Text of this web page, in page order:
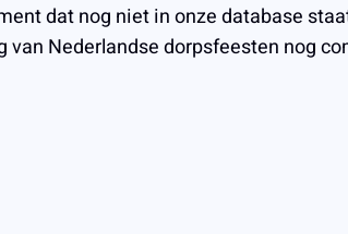
dat nog niet in onze database
Nederlandse dorpsfeesten nog